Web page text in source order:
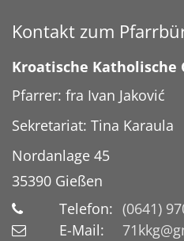
Kontakt zum
Kroatische Katholische
Pfarrer: fra Ivan Jaković
Sekretariat: Tina Karaula
Nordanlage 45
35390 Gießen
Telefon: (0641)
E-Mail: